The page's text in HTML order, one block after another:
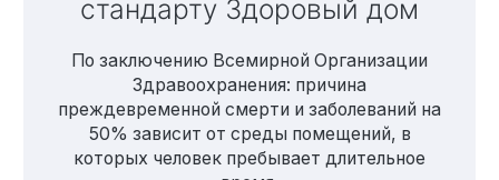
стандарту Здоровый дом
По заключению Всемирной Организации
Здравоохранения: причина
преждевременной смерти и заболеваний на
50% зависит от среды помещений, в
которых человек пребывает длительное